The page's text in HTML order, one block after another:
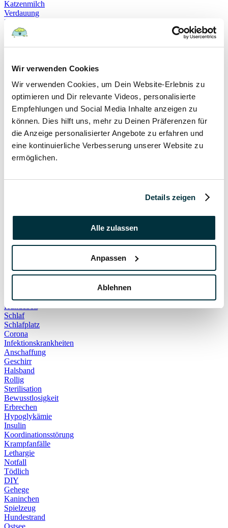
Wir verwenden Cookies
Wir verwenden Cookies, um Dein Website-Erlebnis zu
optimieren und Dir relevante Videos, personalisierte
Empfehlungen und Social Media Inhalte anzeigen zu
können. Dies hilft uns, mehr zu Deinen Präferenzen für
die Anzeige personalisierter Angebote zu erfahren und
eine kontinuierliche Verbesserung unserer Website zu
ermöglichen.
Details zeigen
Alle zulassen
Anpassen
Ablehnen
Katzenmilch
Verdauung
Beruhigung
Katzenverhalten
Schnurren
Selbstheilung
Hundeerziehung
Prüfung
Sachkundenachweis
Sozialverträglichkeit
Bloodhound
Hundesport
Mantrailing
Rettungshund
Schäferhund
Schweißhund
Niesen
Parvovirose
Kater
Leckerlies
Leinenführigkeit
Schmerzen
Hundebett
Schlaf
Schlafplatz
Corona
Infektionskrankheiten
Anschaffung
Geschirr
Halsband
Rollig
Sterilisation
Bewusstlosigkeit
Erbrechen
Hypoglykämie
Insulin
Koordinationsstörung
Krampfanfälle
Lethargie
Notfall
Tödlich
DIY
Gehege
Kaninchen
Spielzeug
Hundestrand
Ostsee